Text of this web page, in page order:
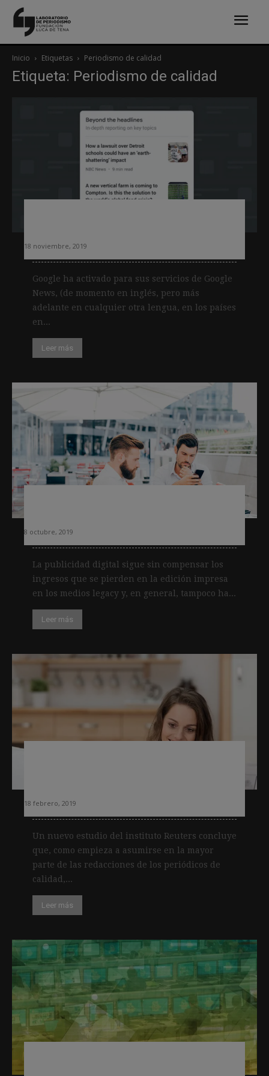
Inicio Etiquetas Periodismo de calidad
Etiqueta: Periodismo de calidad
18 noviembre, 2019
Google ha activado para sus servicios de Google
News, (de momento en inglés, pero más
adelante en cualquier otra lengua, en los países
en...
Leer más
8 octubre, 2019
La publicidad digital sigue sin compensar los
ingresos que se pierden en la edición impresa
en los medios legacy y, en general, tampoco ha...
Leer más
18 febrero, 2019
Un nuevo estudio del instituto Reuters concluye
que, como empieza a asumirse en la mayor
parte de las redacciones de los periódicos de
calidad,...
Leer más